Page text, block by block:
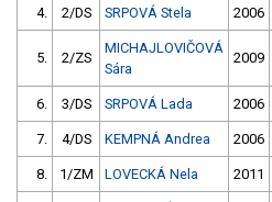
4. 2/DS SRPOVÁ Stela 2006
5. 2/ZS
MICHAJLOVIČOVÁ
Sára
2009
6. 3/DS SRPOVÁ Lada 2006
7. 4/DS KEMPNÁ Andrea 2006
8. 1/ZM LOVECKÁ Nela 2011